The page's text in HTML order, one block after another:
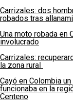
Carrizales: dos
robados tras
Una moto robada en
involucrado
Carrizales:
la zona rural
Cayó en Colombia
funcionaba en la
Centeno